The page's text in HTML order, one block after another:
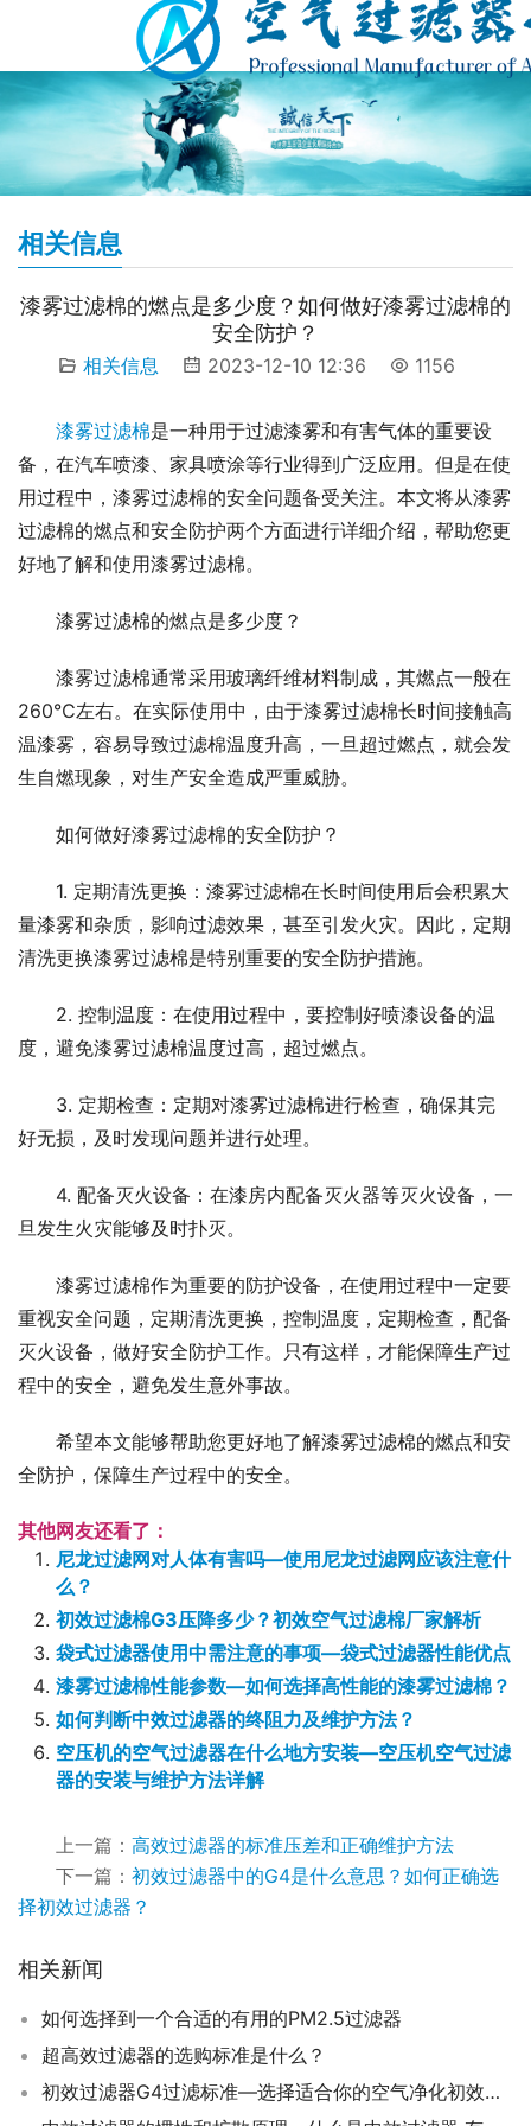
相关信息
漆雾过滤棉的燃点是多少度？如何做好漆雾过滤棉的
安全防护？
相关信息 2023-12-10 12:36 1156
漆雾过滤棉是一种用于过滤漆雾和有害气体的重要设
备，在汽车喷漆、家具喷涂等行业得到广泛应用。但是在使
用过程中，漆雾过滤棉的安全问题备受关注。本文将从漆雾
过滤棉的燃点和安全防护两个方面进行详细介绍，帮助您更
好地了解和使用漆雾过滤棉。
漆雾过滤棉的燃点是多少度？
漆雾过滤棉通常采用玻璃纤维材料制成，其燃点一般在
260℃左右。在实际使用中，由于漆雾过滤棉长时间接触高
温漆雾，容易导致过滤棉温度升高，一旦超过燃点，就会发
生自燃现象，对生产安全造成严重威胁。
如何做好漆雾过滤棉的安全防护？
1. 定期清洗更换：漆雾过滤棉在长时间使用后会积累大
量漆雾和杂质，影响过滤效果，甚至引发火灾。因此，定期
清洗更换漆雾过滤棉是特别重要的安全防护措施。
2. 控制温度：在使用过程中，要控制好喷漆设备的温
度，避免漆雾过滤棉温度过高，超过燃点。
3. 定期检查：定期对漆雾过滤棉进行检查，确保其完
好无损，及时发现问题并进行处理。
4. 配备灭火设备：在漆房内配备灭火器等灭火设备，一
旦发生火灾能够及时扑灭。
漆雾过滤棉作为重要的防护设备，在使用过程中一定要
重视安全问题，定期清洗更换，控制温度，定期检查，配备
灭火设备，做好安全防护工作。只有这样，才能保障生产过
程中的安全，避免发生意外事故。
希望本文能够帮助您更好地了解漆雾过滤棉的燃点和安
全防护，保障生产过程中的安全。
其他网友还看了：
尼龙过滤网对人体有害吗—使用尼龙过滤网应该注意什
么？
初效过滤棉G3压降多少？初效空气过滤棉厂家解析
袋式过滤器使用中需注意的事项—袋式过滤器性能优点
漆雾过滤棉性能参数—如何选择高性能的漆雾过滤棉？
如何判断中效过滤器的终阻力及维护方法？
空压机的空气过滤器在什么地方安装—空压机空气过滤
器的安装与维护方法详解
上一篇： 高效过滤器的标准压差和正确维护方法
下一篇： 初效过滤器中的G4是什么意思？如何正确选
择初效过滤器？
相关新闻
如何选择到一个合适的有用的PM2.5过滤器
超高效过滤器的选购标准是什么？
初效过滤器G4过滤标准—选择适合你的空气净化初效过滤器